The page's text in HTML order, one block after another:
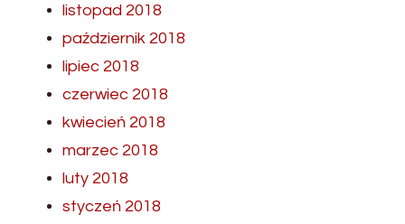
listopad 2018
październik 2018
lipiec 2018
czerwiec 2018
kwiecień 2018
marzec 2018
luty 2018
styczeń 2018